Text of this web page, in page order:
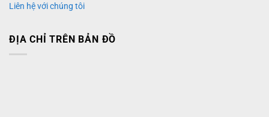
Liên hệ với chúng tôi
ĐỊA CHỈ TRÊN BẢN ĐỒ